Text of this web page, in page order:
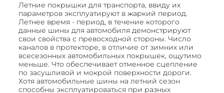
Летние покрышки для транспорта, ввиду их
параметров эксплуатируют в жаркий период.
Летнее время - период, в течение которого
данные шины для автомобиля демонстрируют
свои свойства с превосходной стороны. Число
каналов в протекторе, в отличие от зимних или
всесезонных автомобильных покрышек, ощутимо
меньше. Что обеспечивает отменное сцепление
по засушливой и мокрой поверхности дороги.
Хотя автомобильные шины на летний сезон
способны эксплуатироваться при разных